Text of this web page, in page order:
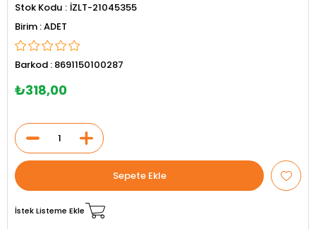
Stok Kodu
İZLT-21045355
ADET
Barkod : 8691150100287
₺318,00
İstek Listeme Ekle